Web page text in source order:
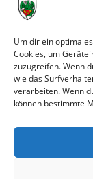
Um dir ein
Cookies, um
zuzugreifen. Wenn
wie das
verarbeiten. Wenn
können bestimmte
2:1
Info
Braden
Pfosten
Alle
anzeigen